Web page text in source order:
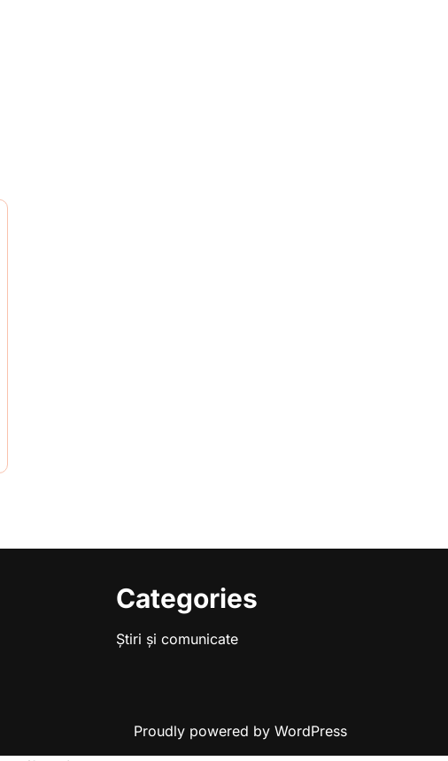
Categories
Știri și comunicate
Proudly powered by WordPress